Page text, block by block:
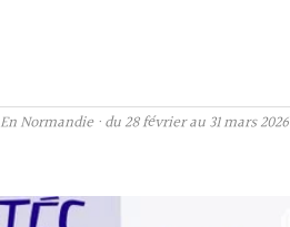
En Normandie · du 28 février au 31 mars 2026